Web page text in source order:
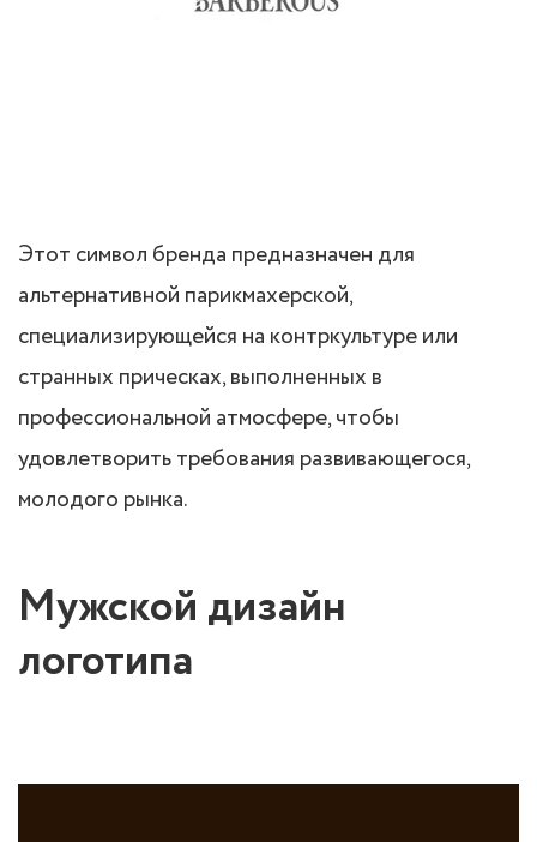
Этот символ бренда предназначен для
альтернативной парикмахерской,
специализирующейся на контркультуре или
странных прическах, выполненных в
профессиональной атмосфере, чтобы
удовлетворить требования развивающегося,
молодого рынка.
Мужской дизайн
логотипа